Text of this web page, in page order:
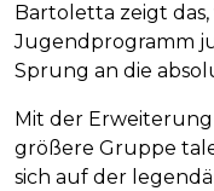
Bartoletta zeigt
Jugendprogramm
Sprung an die
Mit der
größere Gruppe
sich auf der